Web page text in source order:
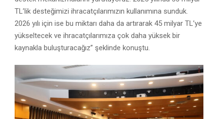
TL’lik desteğimizi ihracatçılarımızın kullanımına sunduk.
2026 yılı için ise bu miktarı daha da artırarak 45 milyar TL’ye
yükseltecek ve ihracatçılarımıza çok daha yüksek bir
kaynakla buluşturacağız” şeklinde konuştu.